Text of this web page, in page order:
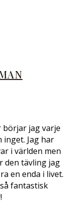
börjar jag varje
Jag har
i världen men
den tävling jag
en enda i livet.
fantastisk